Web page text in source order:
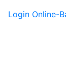
Login Online-